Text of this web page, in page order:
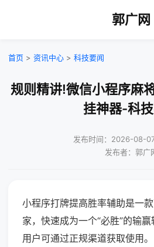
郭广网
首页 > 资讯中心 > 科技要闻
规则精讲!微信小程序麻
挂神器-科
发布时间：2026-08-
发布者：郭广
小程序打牌提高胜率辅助是一
家，快速成为一个“必胜”的输
用户可通过正规渠道获取使用。